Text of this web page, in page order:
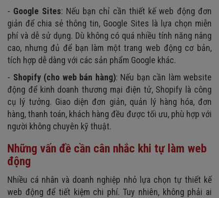
- Google Sites: Nếu bạn chỉ cần thiết kế web động đơn
giản để chia sẻ thông tin, Google Sites là lựa chọn miễn
phí và dễ sử dụng. Dù không có quá nhiều tính năng nâng
cao, nhưng đủ để bạn làm một trang web động cơ bản,
tích hợp dễ dàng với các sản phẩm Google khác.
- Shopify (cho web bán hàng): Nếu bạn cần làm website
động để kinh doanh thương mại điện tử, Shopify là công
cụ lý tưởng. Giao diện đơn giản, quản lý hàng hóa, đơn
hàng, thanh toán, khách hàng đều được tối ưu, phù hợp với
người không chuyên kỹ thuật.
Những vấn đề cần cân nhắc khi tự làm web
động
Nhiều cá nhân và doanh nghiệp nhỏ lựa chọn tự thiết kế
web động để tiết kiệm chi phí. Tuy nhiên, không phải ai